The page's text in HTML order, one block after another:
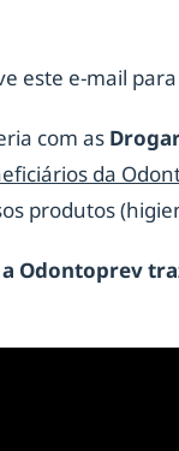
este e-mail
com as
da
produtos
Odontoprev